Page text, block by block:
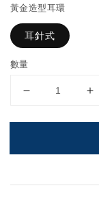
黃金造型耳環
耳針式
數量